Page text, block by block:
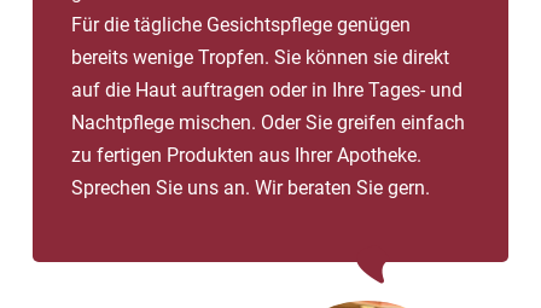
Für die tägliche Gesichtspflege genügen
bereits wenige Tropfen. Sie können sie direkt
auf die Haut auftragen oder in Ihre Tages- und
Nachtpflege mischen. Oder Sie greifen einfach
zu fertigen Produkten aus Ihrer Apotheke.
Sprechen Sie uns an. Wir beraten Sie gern.